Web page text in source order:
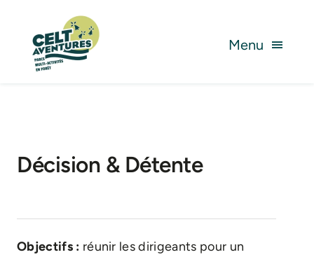
content
Menu
NOTRE CONCEPT
Décision & Détente
Objectifs : réunir les dirigeants pour un